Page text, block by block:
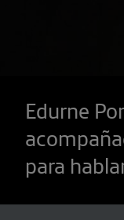
Edurne
para